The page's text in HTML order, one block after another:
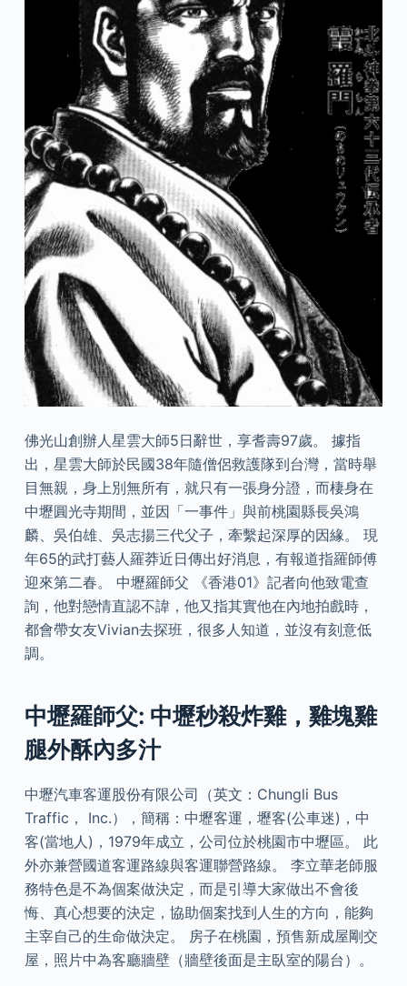
佛光山創辦人星雲大師5日辭世，享耆壽97歲。 據指
出，星雲大師於民國38年隨僧侶救護隊到台灣，當時舉
目無親，身上別無所有，就只有一張身分證，而棲身在
中壢圓光寺期間，並因「一事件」與前桃園縣長吳鴻
麟、吳伯雄、吳志揚三代父子，牽繫起深厚的因緣。 現
年65的武打藝人羅莽近日傳出好消息，有報道指羅師傅
迎來第二春。 中壢羅師父 《香港01》記者向他致電查
詢，他對戀情直認不諱，他又指其實他在內地拍戲時，
都會帶女友Vivian去探班，很多人知道，並沒有刻意低
調。
中壢羅師父: 中壢秒殺炸雞，雞塊雞
腿外酥內多汁
中壢汽車客運股份有限公司（英文：Chungli Bus
Traffic， Inc.），簡稱：中壢客運，壢客(公車迷)，中
客(當地人)，1979年成立，公司位於桃園市中壢區。 此
外亦兼營國道客運路線與客運聯營路線。 李立華老師服
務特色是不為個案做決定，而是引導大家做出不會後
悔、真心想要的決定，協助個案找到人生的方向，能夠
主宰自己的生命做決定。 房子在桃園，預售新成屋剛交
屋，照片中為客廳牆壁（牆壁後面是主臥室的陽台）。